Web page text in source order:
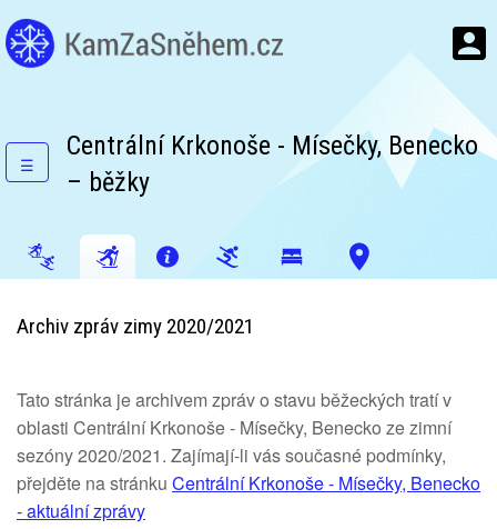
☰
Centrální Krkonoše - Mísečky, Benecko
– běžky
Archiv zpráv zimy 2020/2021
Tato stránka je archivem zpráv o stavu běžeckých tratí v
oblasti Centrální Krkonoše - Mísečky, Benecko ze zimní
sezóny 2020/2021. Zajímají-li vás současné podmínky,
přejděte na stránku Centrální Krkonoše - Mísečky, Benecko
- aktuální zprávy